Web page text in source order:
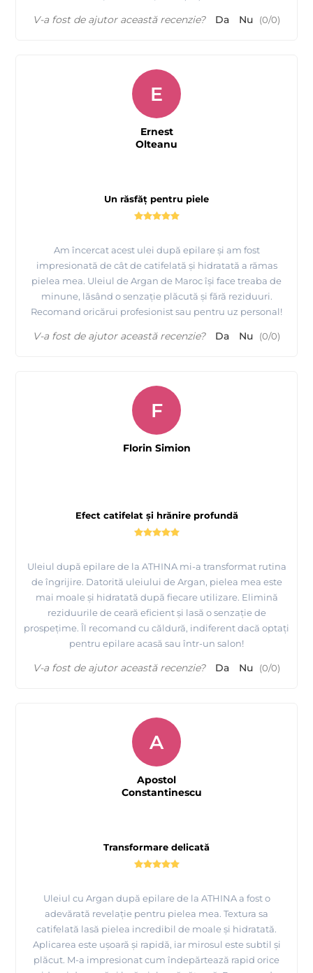
V-a fost de ajutor această recenzie? Da Nu (0/0)
Un răsfăț pentru piele
Am încercat acest ulei după epilare și am fost
impresionată de cât de catifelată și hidratată a rămas
pielea mea. Uleiul de Argan de Maroc își face treaba de
minune, lăsând o senzație plăcută și fără reziduuri.
Recomand oricărui profesionist sau pentru uz personal!
E
Ernest
Olteanu
V-a fost de ajutor această recenzie? Da Nu (0/0)
Efect catifelat și hrănire profundă
Uleiul după epilare de la ATHINA mi-a transformat rutina
de îngrijire. Datorită uleiului de Argan, pielea mea este
mai moale și hidratată după fiecare utilizare. Elimină
reziduurile de ceară eficient și lasă o senzație de
prospețime. Îl recomand cu căldură, indiferent dacă optați
pentru epilare acasă sau într-un salon!
F
Florin Simion
V-a fost de ajutor această recenzie? Da Nu (0/0)
Transformare delicată
Uleiul cu Argan după epilare de la ATHINA a fost o
adevărată revelație pentru pielea mea. Textura sa
catifelată lasă pielea incredibil de moale și hidratată.
Aplicarea este ușoară și rapidă, iar mirosul este subtil și
plăcut. M-a impresionat cum îndepărtează rapid orice
A
Apostol
Constantinescu